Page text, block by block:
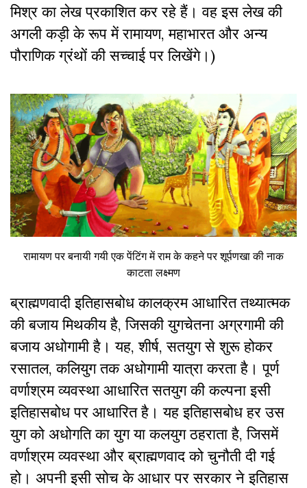
मिश्र का लेख प्रकाशित कर रहे हैं। वह इस लेख की
अगली कड़ी के रूप में रामायण, महाभारत और अन्य
पौराणिक ग्रंथों की सच्चाई पर लिखेंगे।)
रामायण पर बनायी गयी एक पेंटिंग में राम के कहने पर शूर्पणखा की नाक
काटता लक्ष्मण
ब्राह्मणवादी इतिहासबोध कालक्रम आधारित तथ्यात्मक
की बजाय मिथकीय है, जिसकी युगचेतना अग्रगामी की
बजाय अधोगामी है। यह, शीर्ष, सतयुग से शुरू होकर
रसातल, कलियुग तक अधोगामी यात्रा करता है। पूर्ण
वर्णाश्रम व्यवस्था आधारित सतयुग की कल्पना इसी
इतिहासबोध पर आधारित है। यह इतिहासबोध हर उस
युग को अधोगति का युग या कलयुग ठहराता है, जिसमें
वर्णाश्रम व्यवस्था और ब्राह्मणवाद को चुनौती दी गई
हो। अपनी इसी सोच के आधार पर सरकार ने इतिहास